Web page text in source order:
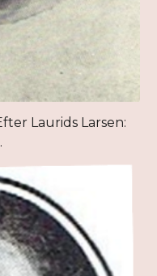
Laurids Larsen: